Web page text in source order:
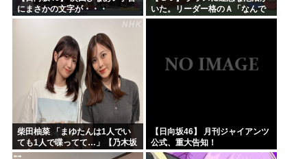
にまさかの文字が・・・
いた。リーダー格のＡ「なんで
支援学級に入れないんです
柴田柚菜 「まゆたんは1人でい
ても1人で喋ってて…」【乃木坂
46】
【日向坂46】 月刊ジャイアンツ
公式、重大告知！